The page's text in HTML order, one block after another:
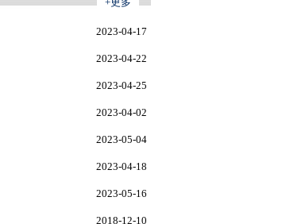
2023-04-17
2023-04-22
2023-04-25
2023-04-02
2023-05-04
2023-04-18
2023-05-16
2018-12-10